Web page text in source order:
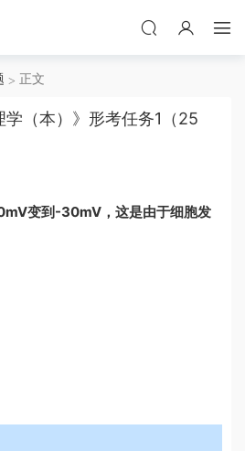
正文
学（本）》形考任务1（25
变到-30mV，这是由于细胞发